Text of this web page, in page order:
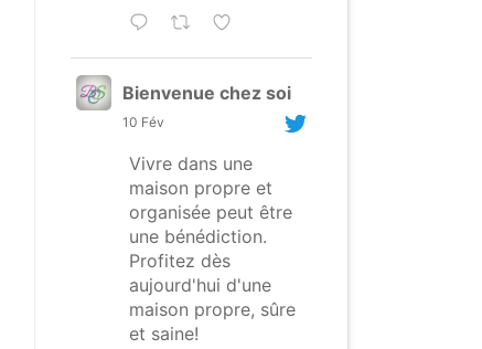
Bienvenue chez soi
10 Fév
Vivre dans une
maison propre et
organisée peut être
une bénédiction.
Profitez dès
aujourd'hui d'une
maison propre, sûre
et saine!